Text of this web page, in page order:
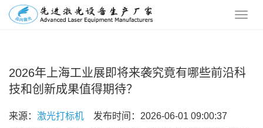
2026年上海工业展即将来袭究竟有哪些前沿科
技和创新成果值得期待？
来源： 激光打标机 发布时间：2026-06-01 09:00:37